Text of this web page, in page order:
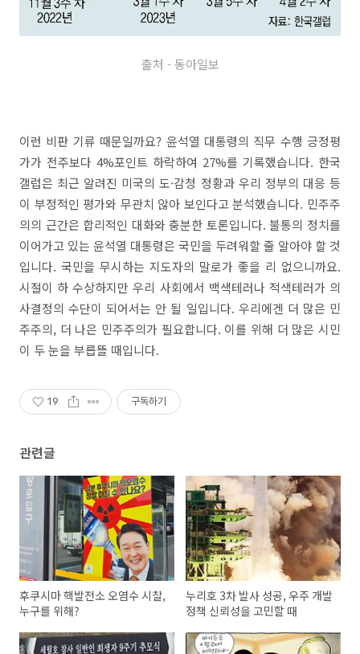
출처 - 동아일보
이런 비판 기류 때문일까요? 윤석열 대통령의 직무 수행 긍정평
가가 전주보다 4%포인트 하락하여 27%를 기록했습니다. 한국
갤럽은 최근 알려진 미국의 도·감청 정황과 우리 정부의 대응 등
이 부정적인 평가와 무관치 않아 보인다고 분석했습니다. 민주주
의의 근간은 합리적인 대화와 충분한 토론입니다. 불통의 정치를
이어가고 있는 윤석열 대통령은 국민을 두려워할 줄 알아야 할 것
입니다. 국민을 무시하는 지도자의 말로가 좋을 리 없으니까요.
시절이 하 수상하지만 우리 사회에서 백색테러나 적색테러가 의
사결정의 수단이 되어서는 안 될 일입니다. 우리에겐 더 많은 민
주주의, 더 나은 민주주의가 필요합니다. 이를 위해 더 많은 시민
이 두 눈을 부릅뜰 때입니다.
19 구독하기
관련글
후쿠시마 핵발전소 오염수 시찰,
누구를 위해?
누리호 3차 발사 성공, 우주 개발
정책 신뢰성을 고민할 때